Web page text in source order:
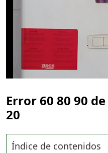
Error 60 80 90
20
Índice de contenidos